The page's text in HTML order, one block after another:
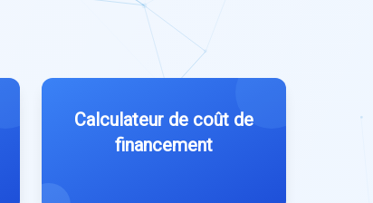
Calculateur de coût de
financement